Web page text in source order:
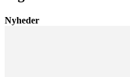
Nyheder